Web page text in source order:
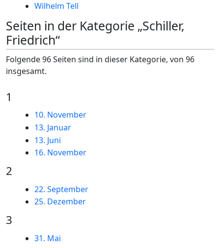
Wilhelm Tell
Seiten in der Kategorie „Schiller,
Friedrich“
Folgende 96 Seiten sind in dieser Kategorie, von 96
insgesamt.
1
10. November
13. Januar
13. Juni
16. November
2
22. September
25. Dezember
3
31. Mai